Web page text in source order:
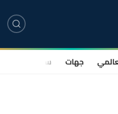
جهات سياسة